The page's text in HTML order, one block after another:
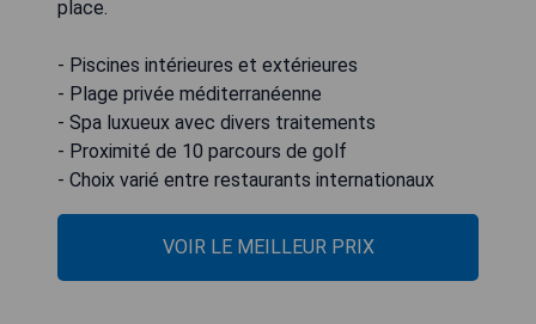
place.
- Piscines intérieures et extérieures
- Plage privée méditerranéenne
- Spa luxueux avec divers traitements
- Proximité de 10 parcours de golf
- Choix varié entre restaurants internationaux
VOIR LE MEILLEUR PRIX